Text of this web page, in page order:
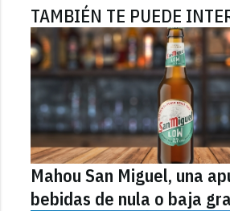
TAMBIÉN TE PUEDE
Mahou San Miguel, una
bebidas de nula o baja